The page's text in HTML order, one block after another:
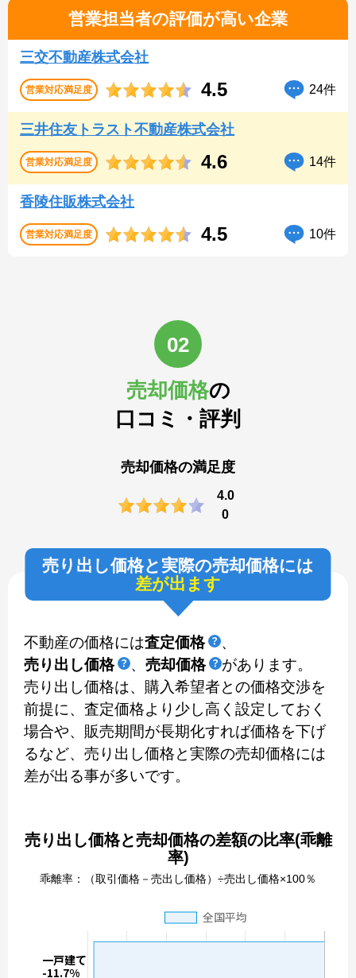
営業担当者の評価が高い企業
三交不動産株式会社
営業対応満足度 4.5 24件
三井住友トラスト不動産株式会社
営業対応満足度 4.6 14件
香陵住販株式会社
営業対応満足度 4.5 10件
02
売却価格の
口コミ・評判
売却価格の満足度
4.0
0
売り出し価格と実際の売却価格には
差が出ます
不動産の価格には査定価格
、
売り出し価格
、 売却価格
があります。
売り出し価格は、購入希望者との価格交渉を
前提に、査定価格より少し高く設定しておく
場合や、販売期間が長期化すれば価格を下げ
るなど、売り出し価格と実際の売却価格には
差が出る事が多いです。
売り出し価格と売却価格の差額の比率(乖離
率)
乖離率：（取引価格－売出し価格）÷売出し価格×100％